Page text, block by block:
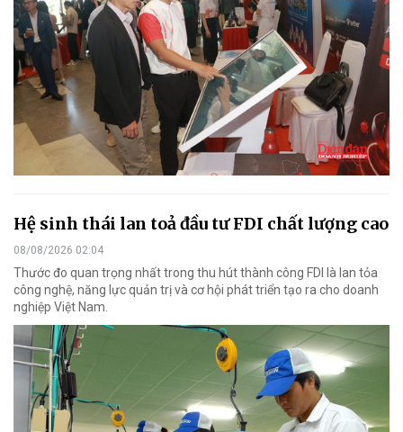
Hệ sinh thái lan toả đầu tư FDI chất lượng cao
08/08/2026 02:04
Thước đo quan trọng nhất trong thu hút thành công FDI là lan tỏa
công nghệ, năng lực quản trị và cơ hội phát triển tạo ra cho doanh
nghiệp Việt Nam.